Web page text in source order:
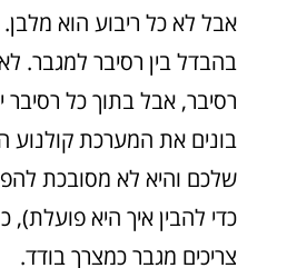
אבל לא כל ריבוע הוא
בהבדל בין רסיבר למגבר.
רסיבר, אבל בתוך כל
בונים את המערכת קולנוע
שלכם והיא לא מסובכת
כדי להבין איך היא
צריכים מגבר כמצרך בודד.